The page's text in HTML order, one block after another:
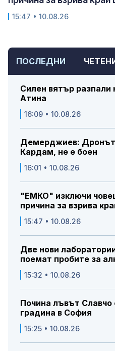
ПОСЛЕДНИ
Силен вятър разпали
Атина
16:09 • 10.08.26
Демерджиев:
Кардам, не е боен
16:01 • 10.08.26
"ЕМКО" изключи
причина за взрива
15:47 • 10.08.26
Две нови
поемат пробите за
15:32 • 10.08.26
Почина лъвът Славчо
градина в София
15:25 • 10.08.26
15:47 • 10.08.26